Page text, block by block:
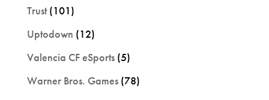
Trust(101)
Uptodown (12)
Valencia CF eSports(5)
Warner Bros. Games(78)